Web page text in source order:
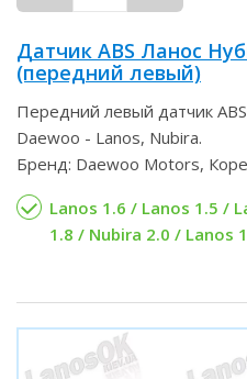
Датчик ABS Ланос
(передний левый)
Передний левый датчик
Daewoo - Lanos, Nubira.
Бренд: Daewoo Motors,
Lanos 1.6 / Lanos 1.5 /
1.8 / Nubira 2.0 / Lanos